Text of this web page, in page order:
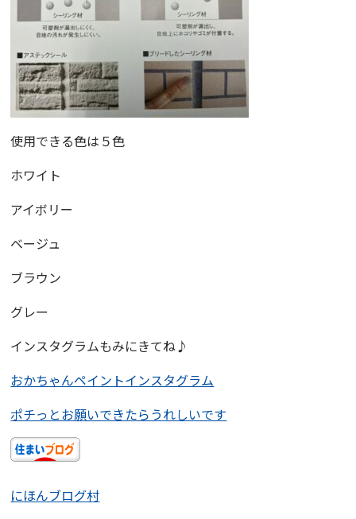
使用できる色は５色
ホワイト
アイボリー
ベージュ
ブラウン
グレー
インスタグラムもみにきてね♪
おかちゃんペイントインスタグラム
ポチっとお願いできたらうれしいです
にほんブログ村